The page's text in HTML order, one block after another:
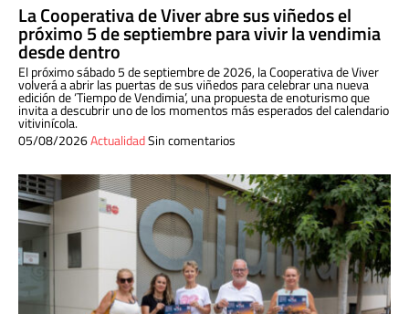
La Cooperativa de Viver abre sus viñedos el
próximo 5 de septiembre para vivir la vendimia
desde dentro
El próximo sábado 5 de septiembre de 2026, la Cooperativa de Viver
volverá a abrir las puertas de sus viñedos para celebrar una nueva
edición de ‘Tiempo de Vendimia’, una propuesta de enoturismo que
invita a descubrir uno de los momentos más esperados del calendario
vitivinícola.
05/08/2026ActualidadSin comentarios